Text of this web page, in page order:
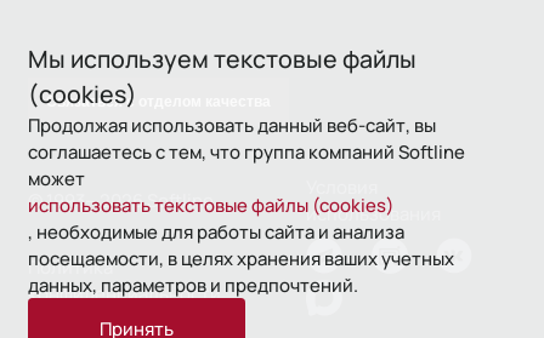
Мы используем текстовые файлы
(cookies)
Продолжая использовать данный веб-сайт, вы
соглашаетесь с тем, что группа компаний Softline
может
использовать текстовые файлы (cookies)
, необходимые для работы сайта и анализа
посещаемости, в целях хранения ваших учетных
данных, параметров и предпочтений.
Принять
Связаться с отделом качества
© 1993—2026 Softline
использования
Политика
конфиденциальности